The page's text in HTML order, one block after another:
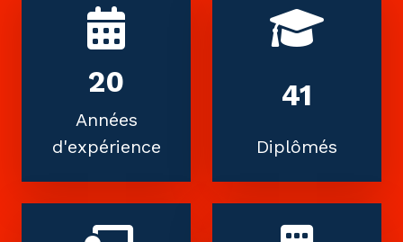
20
Années
d'expérience
50
Diplômés